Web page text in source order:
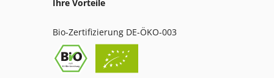
Ihre Vorteile
Bio-Zertifizierung DE-ÖKO-003